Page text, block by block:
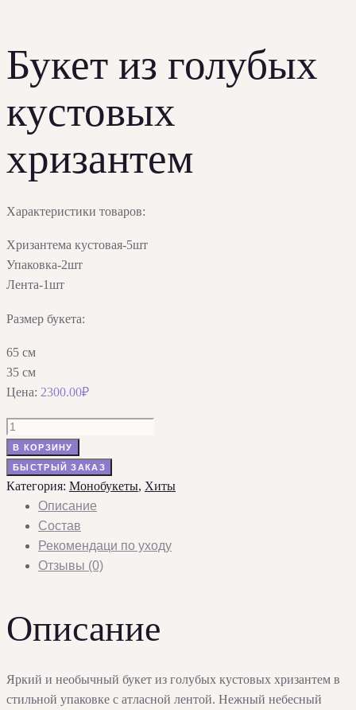
Букет из голубых
кустовых
хризантем
Характеристики товаров:
Хризантема кустовая-5шт
Упаковка-2шт
Лента-1шт
Размер букета:
65 см
35 см
Цена: 2300.00₽
Количество
товара
Букет
из
голубых
кустовых
хризантем
В КОРЗИНУ
БЫСТРЫЙ ЗАКАЗ
Категория: Монобукеты, Хиты
Описание
Состав
Рекомендаци по уходу
Отзывы (0)
Описание
Яркий и необычный букет из голубых кустовых хризантем в
стильной упаковке с атласной лентой. Нежный небесный